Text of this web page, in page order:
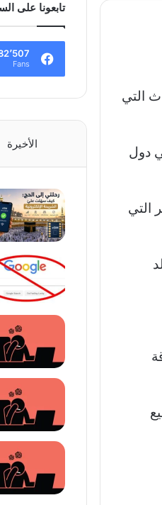
التي
دول
التي
تابعونا على
Fans
الأخيرة